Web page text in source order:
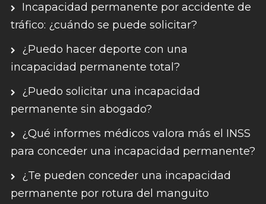
Incapacidad permanente por accidente de
tráfico: ¿cuándo se puede solicitar?
¿Puedo hacer deporte con una
incapacidad permanente total?
¿Puedo solicitar una incapacidad
permanente sin abogado?
¿Qué informes médicos valora más el INSS
para conceder una incapacidad permanente?
¿Te pueden conceder una incapacidad
permanente por rotura del manguito